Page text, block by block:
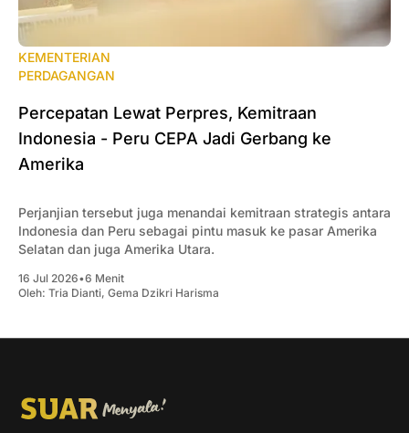
KEMENTERIAN
PERDAGANGAN
Percepatan Lewat Perpres, Kemitraan
Indonesia - Peru CEPA Jadi Gerbang ke
Amerika
Perjanjian tersebut juga menandai kemitraan strategis antara
Indonesia dan Peru sebagai pintu masuk ke pasar Amerika
Selatan dan juga Amerika Utara.
16 Jul 2026•6 Menit
Oleh: Tria Dianti, Gema Dzikri Harisma